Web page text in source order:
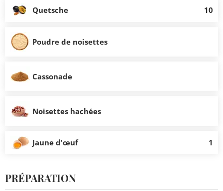
Quetsche 10
Poudre de noisettes
Cassonade
Noisettes hachées
Jaune d'œuf 1
PRÉPARATION